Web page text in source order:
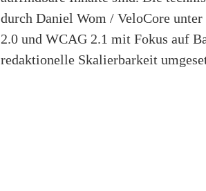
durch Daniel Wom / VeloCore
2.0 und WCAG 2.1 mit Fokus auf
redaktionelle Skalierbarkeit